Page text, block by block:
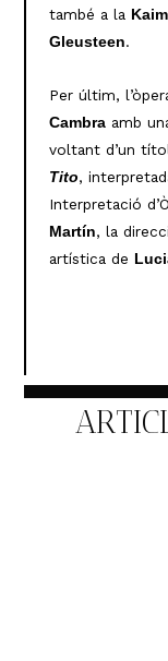
també a la
Gleusteen.
Per últim,
Cambraamb
voltant d’un
Tito,
Interpretació
Martín, la
artística de